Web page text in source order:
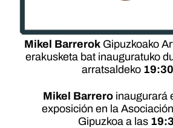
Mikel Barrerok Gipuzkoako
erakusketa bat inauguratuko
arratsaldeko
Mikel Barreroinaugurará
exposición en la
Gipuzkoa a las